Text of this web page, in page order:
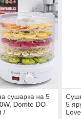
сушарка на 5
Domte DO-
/
5